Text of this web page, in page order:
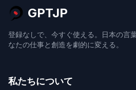
GPTJP
登録なしで、今すぐ使える。日本の言
なたの仕事と創造を劇的に変える。
私たちについて